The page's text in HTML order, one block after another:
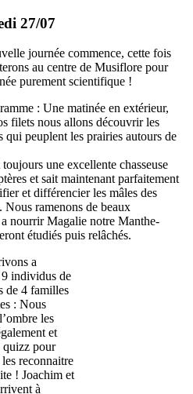
27/07
journée commence, cette fois
au centre de Musiflore pour
purement scientifique !
: Une matinée en extérieur,
filets nous allons découvrir les
qui peuplent les prairies autours de
toujours une excellente chasseuse
et sait maintenant parfaitement
et différencier les mâles des
Nous ramenons de beaux
nourrir Magalie notre Manthe-
étudiés puis relâchés.
a
individus de
de 4 familles
: Nous
les
et
quizz pour
reconnaitre
! Joachim et
à